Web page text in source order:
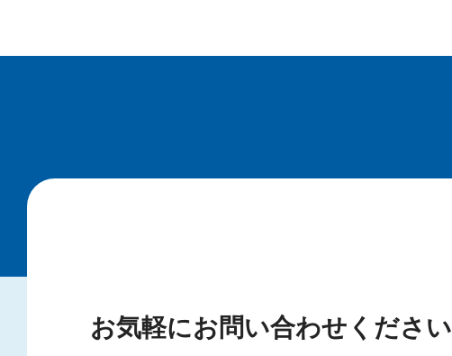
お気軽にお問い合わせください